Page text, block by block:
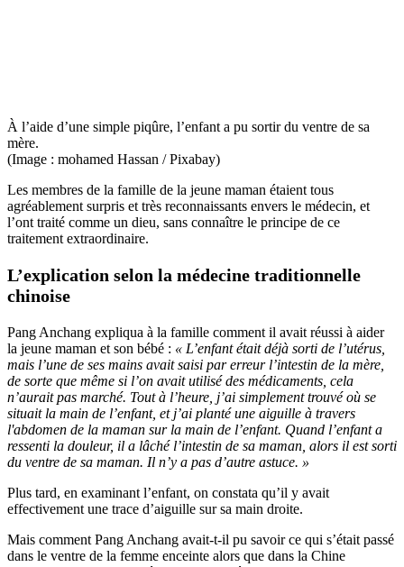
À l’aide d’une simple piqûre, l’enfant a pu sortir du ventre de sa
mère.
(Image : mohamed Hassan / Pixabay)
Les membres de la famille de la jeune maman étaient tous
agréablement surpris et très reconnaissants envers le médecin, et
l’ont traité comme un dieu, sans connaître le principe de ce
traitement extraordinaire.
L’explication selon la médecine traditionnelle
chinoise
Pang Anchang expliqua à la famille comment il avait réussi à aider
la jeune maman et son bébé : « L’enfant était déjà sorti de l’utérus,
mais l’une de ses mains avait saisi par erreur l’intestin de la mère,
de sorte que même si l’on avait utilisé des médicaments, cela
n’aurait pas marché. Tout à l’heure, j’ai simplement trouvé où se
situait la main de l’enfant, et j’ai planté une aiguille à travers
l'abdomen de la maman sur la main de l’enfant. Quand l’enfant a
ressenti la douleur, il a lâché l’intestin de sa maman, alors il est sorti
du ventre de sa maman. Il n’y a pas d’autre astuce. »
Plus tard, en examinant l’enfant, on constata qu’il y avait
effectivement une trace d’aiguille sur sa main droite.
Mais comment Pang Anchang avait-t-il pu savoir ce qui s’était passé
dans le ventre de la femme enceinte alors que dans la Chine